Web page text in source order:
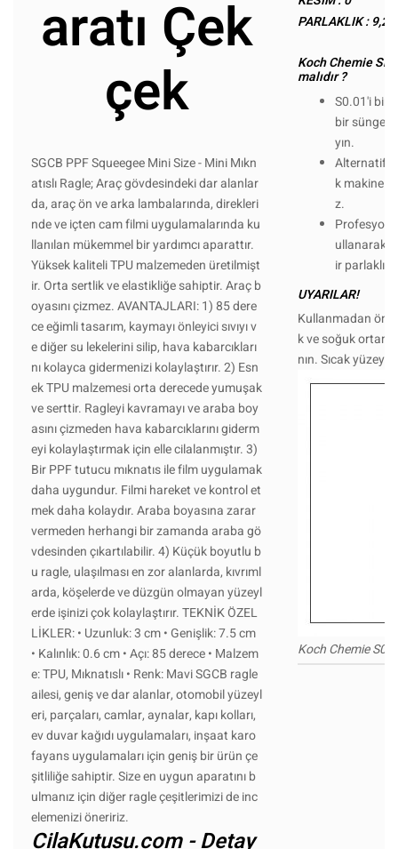
aratı Çek
çek
SGCB PPF Squeegee Mini Size - Mini Mıkn
atıslı Ragle; Araç gövdesindeki dar alanlar
da, araç ön ve arka lambalarında, direkleri
nde ve içten cam filmi uygulamalarında ku
llanılan mükemmel bir yardımcı aparattır.
Yüksek kaliteli TPU malzemeden üretilmişt
ir. Orta sertlik ve elastikliğe sahiptir. Araç b
oyasını çizmez. AVANTAJLARI: 1) 85 dere
ce eğimli tasarım, kaymayı önleyici sıvıyı v
e diğer su lekelerini silip, hava kabarcıkları
nı kolayca gidermenizi kolaylaştırır. 2) Esn
ek TPU malzemesi orta derecede yumuşak
ve serttir. Ragleyi kavramayı ve araba boy
asını çizmeden hava kabarcıklarını giderm
eyi kolaylaştırmak için elle cilalanmıştır. 3)
Bir PPF tutucu mıknatıs ile film uygulamak
daha uygundur. Filmi hareket ve kontrol et
mek daha kolaydır. Araba boyasına zarar
vermeden herhangi bir zamanda araba gö
vdesinden çıkartılabilir. 4) Küçük boyutlu b
u ragle, ulaşılması en zor alanlarda, kıvrıml
arda, köşelerde ve düzgün olmayan yüzeyl
erde işinizi çok kolaylaştırır. TEKNİK ÖZEL
LİKLER: • Uzunluk: 3 cm • Genişlik: 7.5 cm
• Kalınlık: 0.6 cm • Açı: 85 derece • Malzem
e: TPU, Mıknatıslı • Renk: Mavi SGCB ragle
ailesi, geniş ve dar alanlar, otomobil yüzeyl
eri, parçaları, camlar, aynalar, kapı kolları,
ev duvar kağıdı uygulamaları, inşaat karo
fayans uygulamaları için geniş bir ürün çe
şitliliğe sahiptir. Size en uygun aparatını b
ulmanız için diğer ragle çeşitlerimizi de inc
elemenizi öneririz.
CilaKutusu.com - Detay
PARLAKLIK : 9,2
Koch Chemie
malıdır ?
S0.01'i bir
bir
yın.
Alternatif
k makine
z.
ullanarak
ir parlaklık
UYARILAR!
Kullanmadan
k ve soğuk
nın. Sıcak
Koch Chemie